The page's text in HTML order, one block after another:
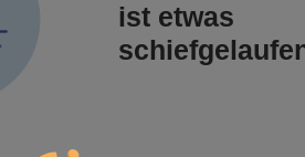
ist etwas